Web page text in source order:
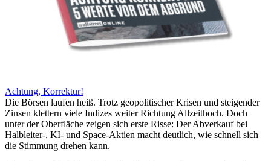
Achtung, Korrektur!
Die Börsen laufen heiß. Trotz geopolitischer Krisen und steigender
Zinsen klettern viele Indizes weiter Richtung Allzeithoch. Doch
unter der Oberfläche zeigen sich erste Risse: Der Abverkauf bei
Halbleiter-, KI- und Space-Aktien macht deutlich, wie schnell sich
die Stimmung drehen kann.